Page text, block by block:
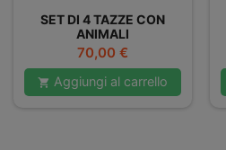
SET DI 4 TAZZE CON
ANIMALI
Prezzo
70,00 €
 Aggiungi al carrello